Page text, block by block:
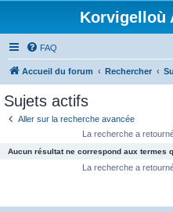
Korvigelloù
FAQ
Accueil du forum Rechercher
Sujets actifs
Aller sur la recherche avancée
La recherche a
Aucun résultat ne correspond aux termes
La recherche a